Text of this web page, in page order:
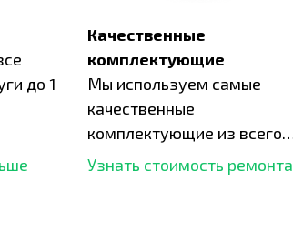
до 1
Качественные
комплектующие
Мы используем самые
качественные
комплектующие из всего
рынка и используем самое
Узнать стоимость ремонта